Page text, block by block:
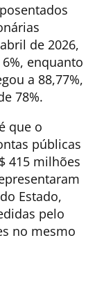
de 2026,
enquanto
a 88,77%,
78%.
que o
públicas
415 milhões
Estado,
pelo
no mesmo